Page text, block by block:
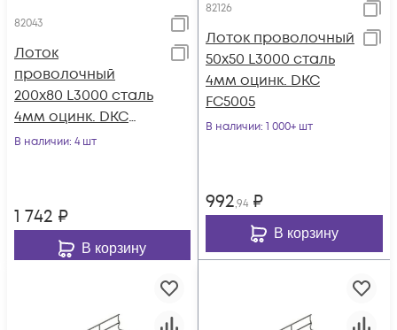
82043
Лоток
проволочный
200х80 L3000 сталь
4мм оцинк. DKC
FC8020
В наличии: 4 шт
1 742 ₽
В корзину
82126
Лоток проволочный
50х50 L3000 сталь
4мм оцинк. DKC
FC5005
В наличии: 1 000+ шт
992,94 ₽
В корзину